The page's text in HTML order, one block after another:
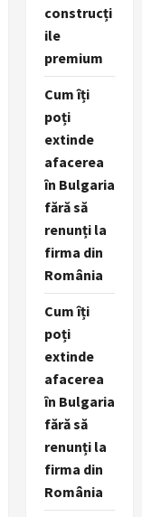
construcți
ile
premium
Cum îți
poți
extinde
afacerea
în Bulgaria
fără să
renunți la
firma din
România
Cum îți
poți
extinde
afacerea
în Bulgaria
fără să
renunți la
firma din
România